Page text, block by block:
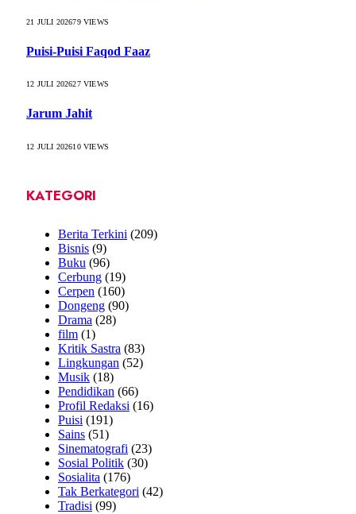
21 JULI 202679VIEWS
Puisi-Puisi Faqod Faaz
12 JULI 202627VIEWS
Jarum Jahit
12 JULI 202610VIEWS
KATEGORI
Berita Terkini (209)
Bisnis (9)
Buku (96)
Cerbung (19)
Cerpen (160)
Dongeng (90)
Drama (28)
film (1)
Kritik Sastra (83)
Lingkungan (52)
Musik (18)
Pendidikan (66)
Profil Redaksi (16)
Puisi (191)
Sains (51)
Sinematografi (23)
Sosial Politik (30)
Sosialita (176)
Tak Berkategori (42)
Tradisi (99)